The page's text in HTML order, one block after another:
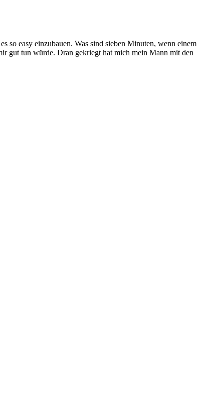
so easy einzubauen. Was sind sieben Minuten, wenn einem
gut tun würde. Dran gekriegt hat mich mein Mann mit den